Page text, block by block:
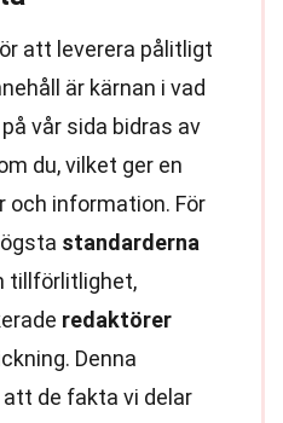
att leverera pålitligt
är kärnan i vad
vår sida bidras av
du, vilket ger en
och information. För
standarderna
tillförlitlighet,
redaktörer
Denna
de fakta vi delar